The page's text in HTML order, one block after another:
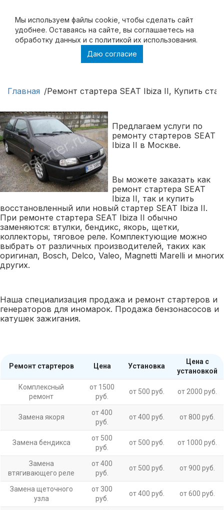
Мы используем файлы cookie, чтобы cделать сайт
удобнее. Оставаясь на сайте, вы соглашаетесь на
обработку данных и с политикой их использования.
Даю согласие
Ремонт стартера SEAT Ibiza II, Купить
Главная Ремонт стартера SEAT Ibiza II, Купить
Предлагаем услуги по
ремонту стартеров SEAT
Ibiza II в Москве.
Вы можете заказать как
ремонт стартера SEAT
Ibiza II, так и купить
восстановленный или новый стартер SEAT Ibiza II.
При ремонте стартера SEAT Ibiza II обычно
заменяются: втулки, бендикс, якорь, щетки,
коллекторы, тяговое реле. Комплектующие можно
выбрать от различных производителей, таких как
оригинал, Bosch, Delco, Valeo, Magnetti Marelli и многих
других.
Наша специализация продажа и ремонт стартеров и
генераторов для иномарок. Продажа бензонасосов и
катушек зажигания.
Ремонт стартеров Цена Установка
Цена с
установкой
Комплексный
ремонт
от 1500
руб.
от 500 руб. от 2000 руб.
Замена якоря
от 400
руб.
от 400 руб. от 800 руб.
Замена бендикса
от 500
руб.
от 500 руб. от 1000 руб.
Замена
втягивающего реле
от 400
руб.
от 500 руб. от 900 руб.
Замена щеточного
узла
от 300
руб.
от 400 руб. от 600 руб.